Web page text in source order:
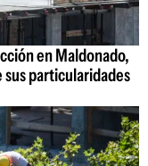
en Maldonado,
particularidades